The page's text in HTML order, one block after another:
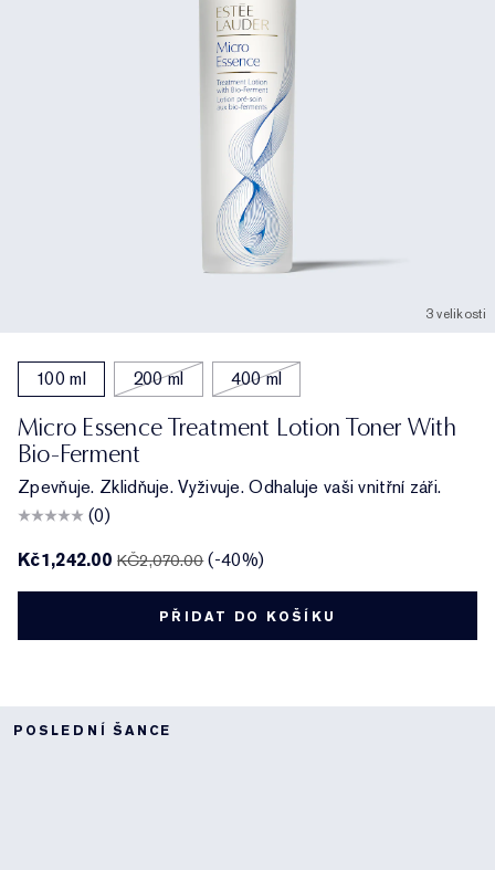
3 velikosti
100 ml 200 ml 400 ml
Micro Essence Treatment Lotion Toner With
Bio-Ferment
Zpevňuje. Zklidňuje. Vyživuje. Odhaluje vaši vnitřní záři.
(0)
Kč1,242.00KČ2,070.00 (-40%)
PŘIDAT DO KOŠÍKU
POSLEDNÍ ŠANCE